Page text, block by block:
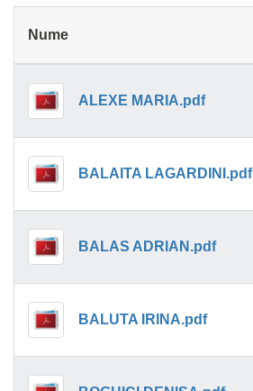
Nume
ALEXE MARIA.pdf
BALAITA LAGARDINI.pdf
BALAS ADRIAN.pdf
BALUTA IRINA.pdf